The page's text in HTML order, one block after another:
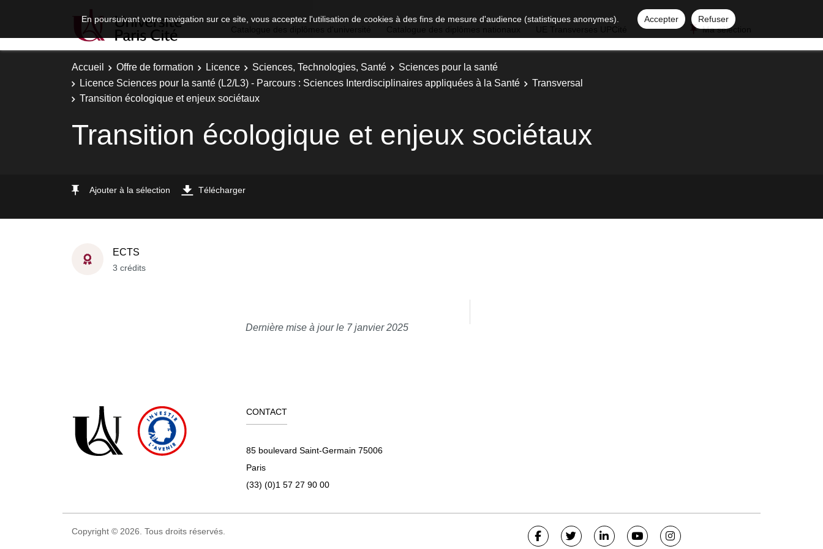
En poursuivant votre navigation sur ce site, vous acceptez l'utilisation de cookies à des fins de mesure d'audience (statistiques anonymes). Accepter
Refuser
Ma sélection
Accueil Offre de formation Licence Sciences, Technologies, Santé
Sciences pour la santé
Licence Sciences pour la santé (L2/L3) - Parcours : Sciences Interdisciplinaires appliquées à la Santé
Transversal
Transition écologique et enjeux sociétaux
Transition écologique et enjeux sociétaux
Ajouter à la sélection Télécharger
ECTS
3 crédits
Dernière mise à jour le 7 janvier 2025
CONTACT
85 boulevard Saint-Germain 75006
Paris
(33) (0)1 57 27 90 00
Copyright © 2026. Tous droits réservés.